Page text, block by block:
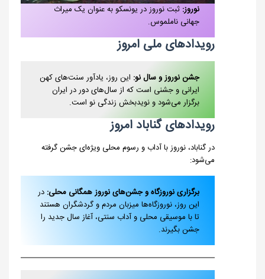
نوروز: ثبت نوروز در یونسکو به عنوان یک میراث
جهانی ناملموس.
رویدادهای ملی امروز
جشن نوروز و سال نو: این روز، یادآور سنت‌های کهن
ایرانی و جشنی است که از سال‌های دور در ایران
برگزار می‌شود و نویدبخش زندگی نو است.
رویدادهای گناباد امروز
در گناباد، نوروز با آداب و رسوم محلی ویژه‌ای جشن گرفته
می‌شود:
برگزاری نوروزگاه و جشن‌های نوروز همگانی محلی: در
این روز، نوروزگاه‌ها میزبان مردم و گردشگران هستند
تا با موسیقی محلی و آداب سنتی، آغاز سال جدید را
جشن بگیرند.